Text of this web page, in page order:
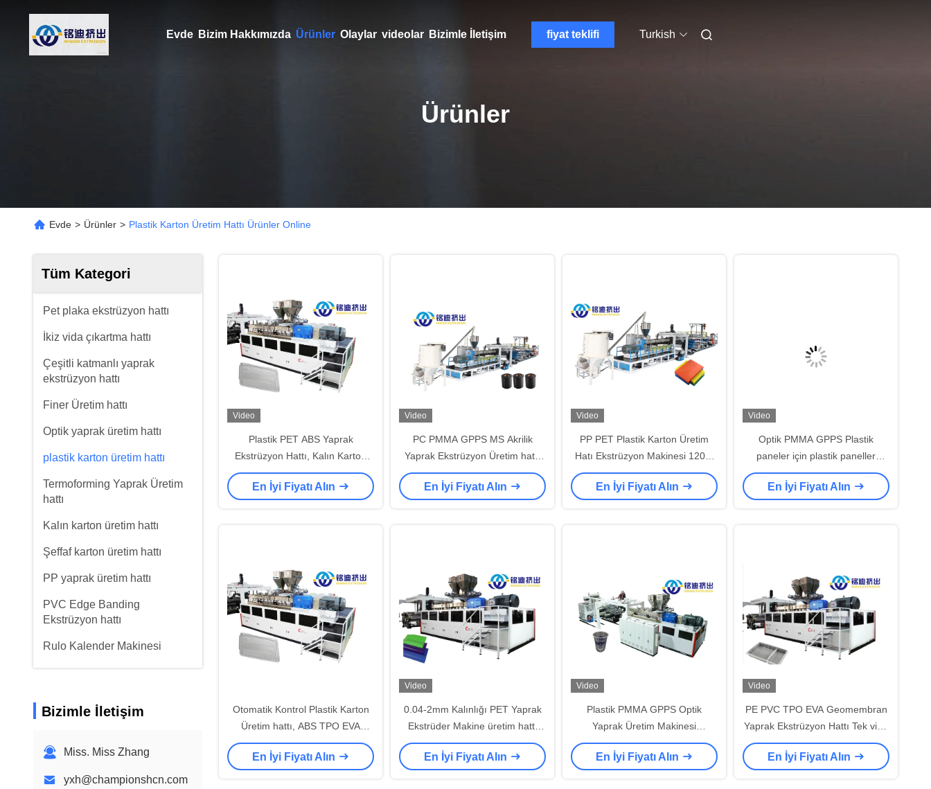
Evde Bizim Hakkımızda Ürünler Olaylar videolar Bizimle İletişim fiyat teklifi Turkish
Ürünler
Evde > Ürünler > Plastik Karton Üretim Hattı Ürünler Online
Tüm Kategori
Pet plaka ekstrüzyon hattı
İkiz vida çıkartma hattı
Çeşitli katmanlı yaprak
ekstrüzyon hattı
Finer Üretim hattı
Optik yaprak üretim hattı
plastik karton üretim hattı
Termoforming Yaprak Üretim
hattı
Kalın karton üretim hattı
Şeffaf karton üretim hattı
PP yaprak üretim hattı
PVC Edge Banding
Ekstrüzyon hattı
Rulo Kalender Makinesi
Bizimle İletişim
Miss. Miss Zhang
yxh@championshcn.com
Video
Plastik PET ABS Yaprak
Ekstrüzyon Hattı, Kalın Karton
Üretim Hattı Tek vida
En İyi Fiyatı Alın
Video
PC PMMA GPPS MS Akrilik
Yaprak Ekstrüzyon Üretim hattı
Özel
En İyi Fiyatı Alın
Video
PP PET Plastik Karton Üretim
Hatı Ekstrüzyon Makinesi 1200-
1600mm 1800-2100mm Genişliği
En İyi Fiyatı Alın
Video
Optik PMMA GPPS Plastik
paneler için plastik paneller
üretim hattı
En İyi Fiyatı Alın
Otomatik Kontrol Plastik Karton
Üretim hattı, ABS TPO EVA
Yaprak Ekstrüzyon hattı Tek vida
En İyi Fiyatı Alın
Video
0.04-2mm Kalınlığı PET Yaprak
Ekstrüder Makine üretim hattı
Tek / İkiz vida
En İyi Fiyatı Alın
Video
Plastik PMMA GPPS Optik
Yaprak Üretim Makinesi
Ekstrüder Hattı 0.6-3mm Kalınlığı
En İyi Fiyatı Alın
Video
PE PVC TPO EVA Geomembran
Yaprak Ekstrüzyon Hattı Tek vida
SIEMENS kontrolü
En İyi Fiyatı Alın